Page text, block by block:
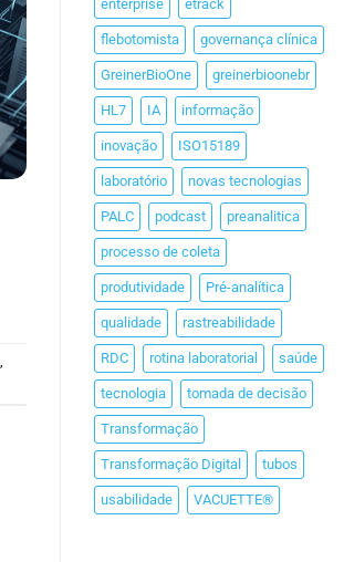
,
enterprise etrack
flebotomista governança clínica
GreinerBioOne greinerbioonebr
HL7 IA informação
inovação ISO15189
laboratório novas tecnologias
PALC podcast preanalitica
processo de coleta
produtividade Pré-analítica
qualidade rastreabilidade
RDC rotina laboratorial saúde
tecnologia tomada de decisão
Transformação
Transformação Digital tubos
usabilidade VACUETTE®